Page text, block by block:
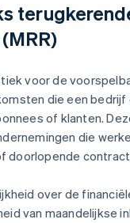
voor de
die een bedrijf
of klanten.
die
doorlopende
over de
van maandelijkse